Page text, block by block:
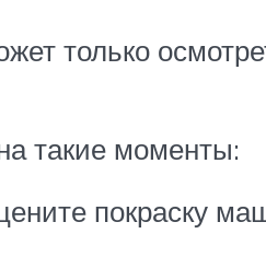
только
такие моменты:
покраску